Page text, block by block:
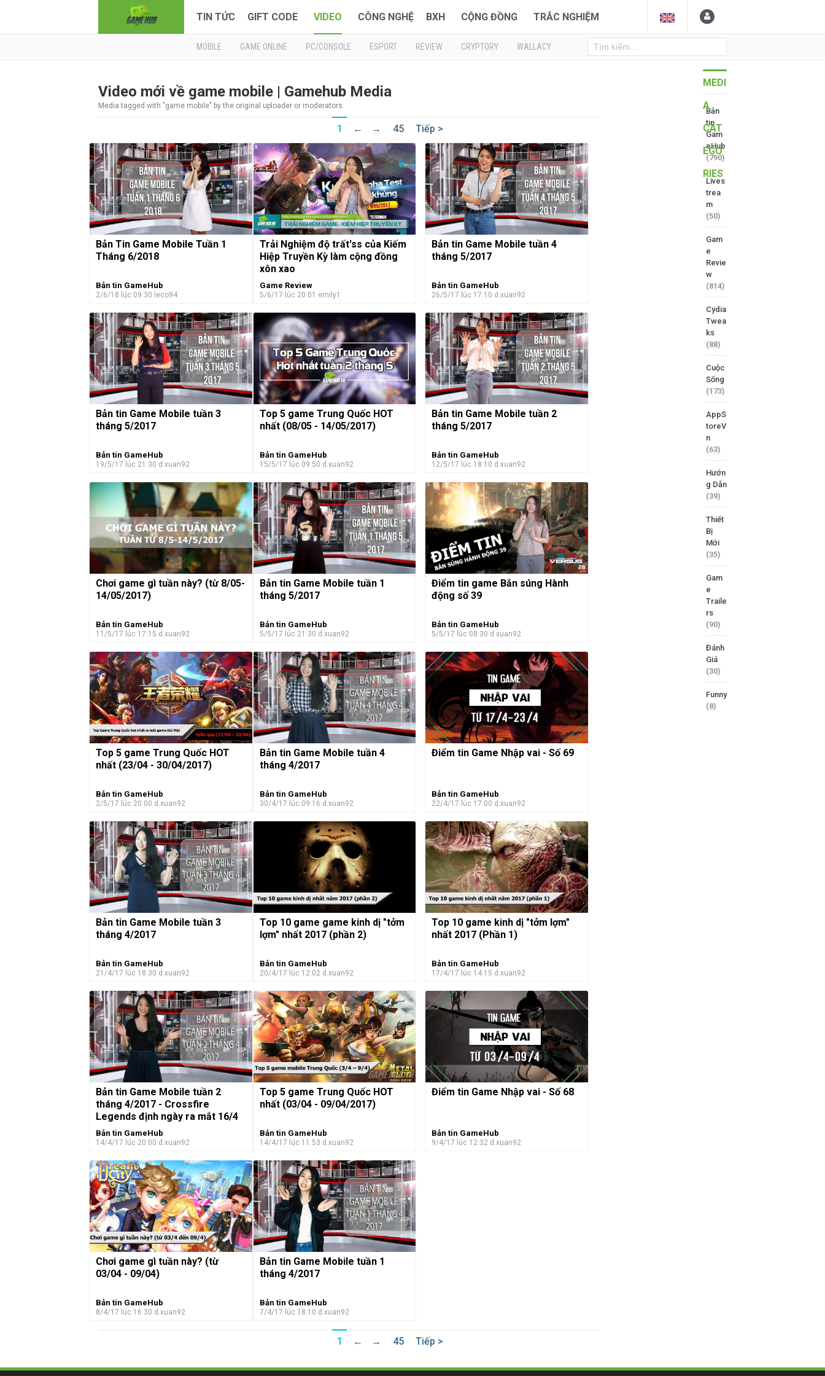
TIN TỨC GIFT CODE VIDEO CÔNG NGHỆ BXH CỘNG ĐỒNG TRẮC NGHIỆM
MOBILE GAME ONLINE PC/CONSOLE ESPORT REVIEW CRYPTORY WALLACY
Video mới về game mobile | Gamehub Media
Media tagged with "game mobile" by the original uploader or moderators.
1 ← → 45 Tiếp >
Bản Tin Game Mobile Tuần 1
Tháng 6/2018
Bản tin GameHub
2/6/18 lúc 09:30 leco94
Trải Nghiệm độ trất'ss của Kiếm
Hiệp Truyền Kỳ làm cộng đồng
xôn xao
Game Review
5/6/17 lúc 20:01 emily1
Bản tin Game Mobile tuần 4
tháng 5/2017
Bản tin GameHub
26/5/17 lúc 17:10 d.xuan92
Bản tin Game Mobile tuần 3
tháng 5/2017
Bản tin GameHub
19/5/17 lúc 21:30 d.xuan92
Top 5 game Trung Quốc HOT
nhất (08/05 - 14/05/2017)
Bản tin GameHub
15/5/17 lúc 09:50 d.xuan92
Bản tin Game Mobile tuần 2
tháng 5/2017
Bản tin GameHub
12/5/17 lúc 18:10 d.xuan92
Chơi game gì tuần này? (từ 8/05-
14/05/2017)
Bản tin GameHub
11/5/17 lúc 17:15 d.xuan92
Bản tin Game Mobile tuần 1
tháng 5/2017
Bản tin GameHub
5/5/17 lúc 21:30 d.xuan92
Điểm tin game Bắn súng Hành
động số 39
Bản tin GameHub
5/5/17 lúc 08:30 d.xuan92
Top 5 game Trung Quốc HOT
nhất (23/04 - 30/04/2017)
Bản tin GameHub
2/5/17 lúc 20:00 d.xuan92
Bản tin Game Mobile tuần 4
tháng 4/2017
Bản tin GameHub
30/4/17 lúc 09:16 d.xuan92
Điểm tin Game Nhập vai - Số 69
Bản tin GameHub
22/4/17 lúc 17:00 d.xuan92
Bản tin Game Mobile tuần 3
tháng 4/2017
Bản tin GameHub
21/4/17 lúc 18:30 d.xuan92
Top 10 game game kinh dị "tởm
lợm" nhất 2017 (phần 2)
Bản tin GameHub
20/4/17 lúc 12:02 d.xuan92
Top 10 game kinh dị "tởm lợm"
nhất 2017 (Phần 1)
Bản tin GameHub
17/4/17 lúc 14:15 d.xuan92
Bản tin Game Mobile tuần 2
tháng 4/2017 - Crossfire
Legends định ngày ra mắt 16/4
Bản tin GameHub
14/4/17 lúc 20:00 d.xuan92
Top 5 game Trung Quốc HOT
nhất (03/04 - 09/04/2017)
Bản tin GameHub
14/4/17 lúc 11:53 d.xuan92
Điểm tin Game Nhập vai - Số 68
Bản tin GameHub
9/4/17 lúc 12:32 d.xuan92
Chơi game gì tuần này? (từ
03/04 - 09/04)
Bản tin GameHub
8/4/17 lúc 16:30 d.xuan92
Bản tin Game Mobile tuần 1
tháng 4/2017
Bản tin GameHub
7/4/17 lúc 18:10 d.xuan92
1 ← → 45 Tiếp >
MEDI
A
CAT
EGO
RIES
Bản
tin
Gam
eHub
(790)
Lives
trea
m
(50)
Gam
e
Revie
w
(814)
Cydia
Twea
ks
(88)
Cuộc
Sống
(173)
AppS
toreV
n
(63)
Hướn
g Dẫn
(39)
Thiết
Bị
Mới
(35)
Gam
e
Traile
rs
(90)
Đánh
Giá
(30)
Funny
(8)